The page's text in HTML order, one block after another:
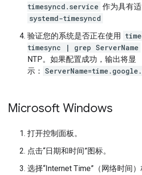
timesyncd.service 作为具有
systemd-timesyncd
验证您的系统是否正在使用
timesync | grep ServerName
NTP。如果配置成功，输出将显
示：
Microsoft Windows
打开控制面板。
点击“日期和时间”图标。
选择“Internet Time”（网络时间